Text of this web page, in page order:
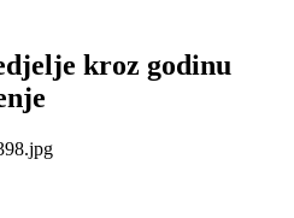
kroz godinu